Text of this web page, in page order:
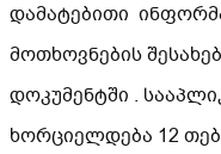
დამატებითი
მოთხოვნების
დოკუმენტში .
ხორციელდება 12